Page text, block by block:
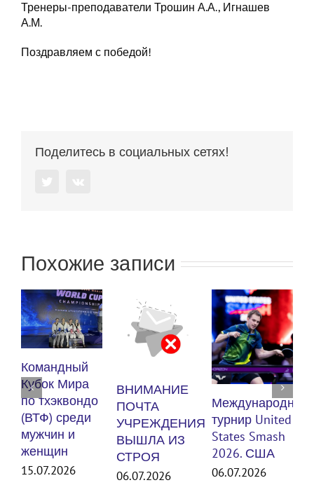
Тренеры-преподаватели Трошин А.А., Игнашев
А.М.
Поздравляем с победой!
Поделитесь в социальных сетях!
Похожие записи
Командный
Кубок Мира
по тхэквондо
(ВТФ) среди
мужчин и
женщин
15.07.2026
ВНИМАНИЕ
ПОЧТА
УЧРЕЖДЕНИЯ
ВЫШЛА ИЗ
СТРОЯ
06.07.2026
Международный
турнир United
States Smash
2026. США
06.07.2026